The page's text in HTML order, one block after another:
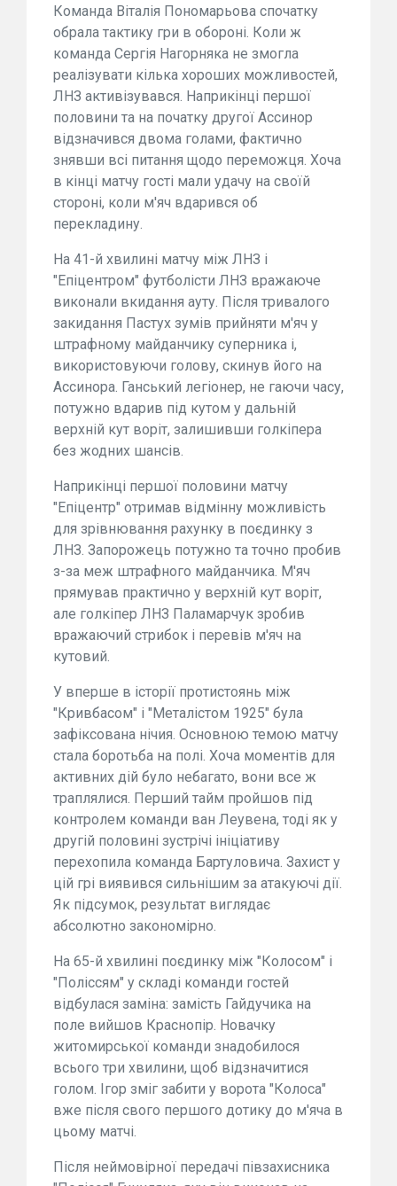
Команда Віталія Пономарьова спочатку
обрала тактику гри в обороні. Коли ж
команда Сергія Нагорняка не змогла
реалізувати кілька хороших можливостей,
ЛНЗ активізувався. Наприкінці першої
половини та на початку другої Ассинор
відзначився двома голами, фактично
знявши всі питання щодо переможця. Хоча
в кінці матчу гості мали удачу на своїй
стороні, коли м'яч вдарився об
перекладину.
На 41-й хвилині матчу між ЛНЗ і
"Епіцентром" футболісти ЛНЗ вражаюче
виконали вкидання ауту. Після тривалого
закидання Пастух зумів прийняти м'яч у
штрафному майданчику суперника і,
використовуючи голову, скинув його на
Ассинора. Ганський легіонер, не гаючи часу,
потужно вдарив під кутом у дальній
верхній кут воріт, залишивши голкіпера
без жодних шансів.
Наприкінці першої половини матчу
"Епіцентр" отримав відмінну можливість
для зрівнювання рахунку в поєдинку з
ЛНЗ. Запорожець потужно та точно пробив
з-за меж штрафного майданчика. М'яч
прямував практично у верхній кут воріт,
але голкіпер ЛНЗ Паламарчук зробив
вражаючий стрибок і перевів м'яч на
кутовий.
У вперше в історії протистоянь між
"Кривбасом" і "Металістом 1925" була
зафіксована нічия. Основною темою матчу
стала боротьба на полі. Хоча моментів для
активних дій було небагато, вони все ж
траплялися. Перший тайм пройшов під
контролем команди ван Леувена, тоді як у
другій половині зустрічі ініціативу
перехопила команда Бартуловича. Захист у
цій грі виявився сильнішим за атакуючі дії.
Як підсумок, результат виглядає
абсолютно закономірно.
На 65-й хвилині поєдинку між "Колосом" і
"Поліссям" у складі команди гостей
відбулася заміна: замість Гайдучика на
поле вийшов Краснопір. Новачку
житомирської команди знадобилося
всього три хвилини, щоб відзначитися
голом. Ігор зміг забити у ворота "Колоса"
вже після свого першого дотику до м'яча в
цьому матчі.
Після неймовірної передачі півзахисника